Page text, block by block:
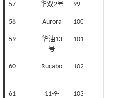
57 华双2号 99
58 Aurora 100
59
华油13
号
101
60 Rucabo 102
61
11-9-
103